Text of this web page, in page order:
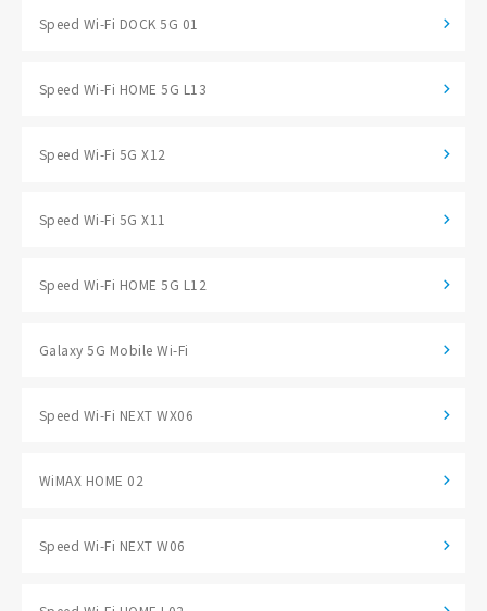
Speed Wi-Fi DOCK 5G 01
Speed Wi-Fi HOME 5G L13
Speed Wi-Fi 5G X12
Speed Wi-Fi 5G X11
Speed Wi-Fi HOME 5G L12
Galaxy 5G Mobile Wi-Fi
Speed Wi-Fi NEXT WX06
WiMAX HOME 02
Speed Wi-Fi NEXT W06